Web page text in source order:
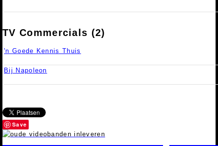
TV Commercials (2)
'n Goede Kennis Thuis
Bij Napoleon
Save